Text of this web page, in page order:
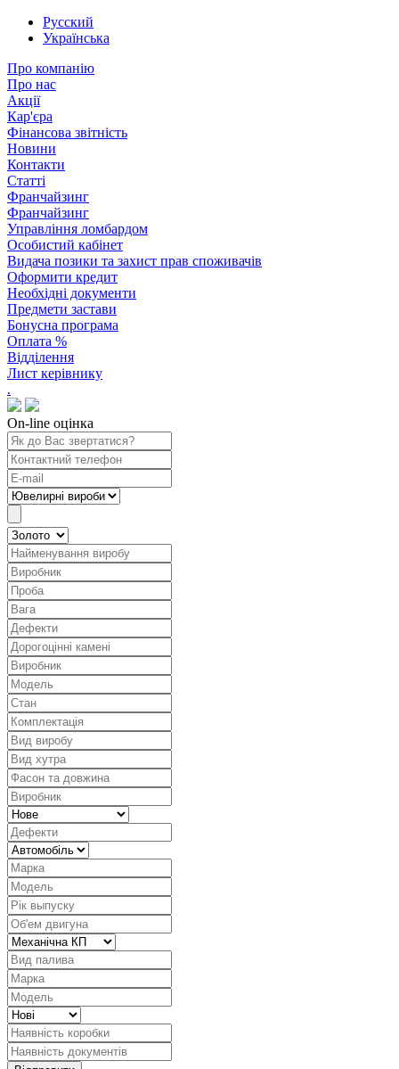
Русский
Українська
Про компанію
Про нас
Акції
Кар'єра
Фінансова звітність
Новини
Контакти
Статті
Франчайзинг
Франчайзинг
Управління ломбардом
Особистий кабінет
Видача позики та захист прав споживачів
Оформити кредит
Необхідні документи
Предмети застави
Бонусна програма
Оплата %
Відділення
Лист керівнику
.
On-line оцінка